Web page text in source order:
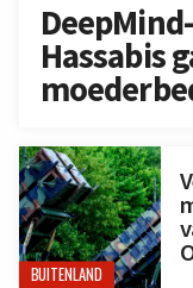
Hassabis
BUITENLAND